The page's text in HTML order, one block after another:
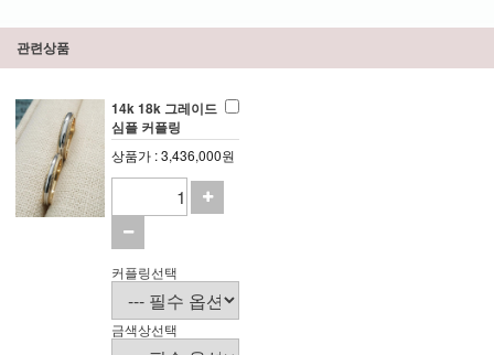
관련상품
14k 18k 그레이드
심플 커플링
상품가 : 3,436,000원
커플링선택
금색상선택